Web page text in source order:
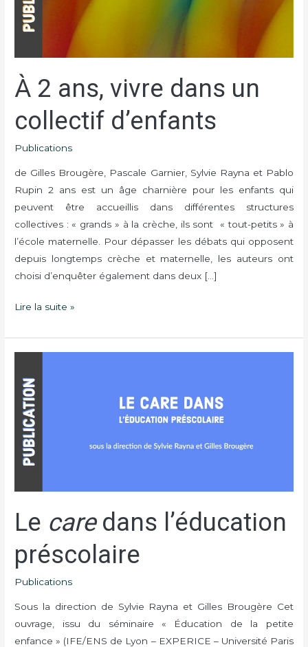
À 2 ans, vivre dans un
collectif d’enfants
Publications
de Gilles Brougère, Pascale Garnier, Sylvie Rayna et Pablo
Rupin 2 ans est un âge charnière pour les enfants qui
peuvent être accueillis dans différentes structures
collectives : « grands » à la crèche, ils sont « tout-petits » à
l’école maternelle. Pour dépasser les débats qui opposent
depuis longtemps crèche et maternelle, les auteurs ont
choisi d’enquêter également dans deux […]
un
collectif
Lire la suite »
Le caredans l’éducation
préscolaire
Publications
Sous la direction de Sylvie Rayna et Gilles Brougère Cet
ouvrage, issu du séminaire « Éducation de la petite
enfance » (IFE/ENS de Lyon – EXPERICE – Université Paris
care
dans
l’éducation
préscolaire